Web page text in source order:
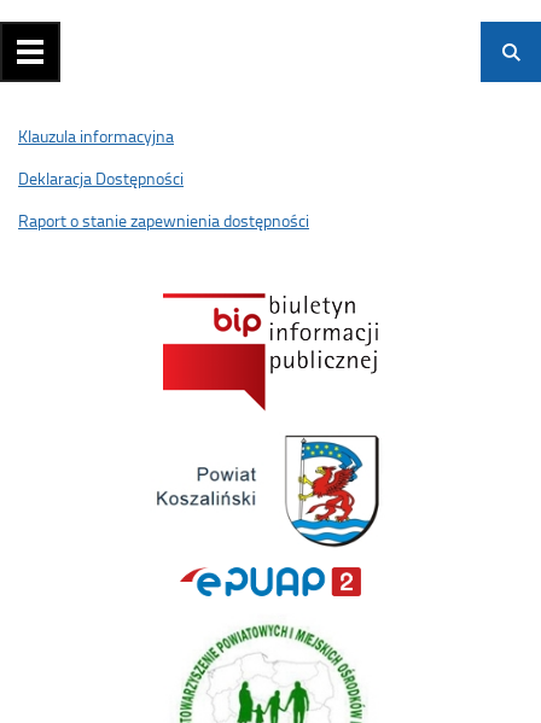
Klauzula informacyjna
Deklaracja Dostępności
Raport o stanie zapewnienia dostępności